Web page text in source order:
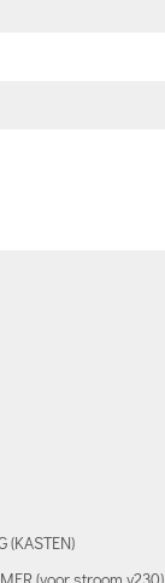
(KASTEN)